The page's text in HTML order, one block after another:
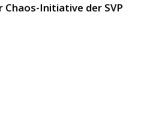
Chaos-Initiative der SVP